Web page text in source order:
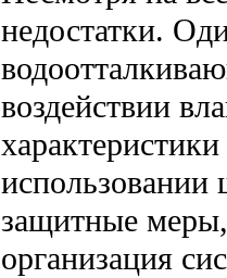
недостатки.
воздействии
использовании
защитные меры,
организация